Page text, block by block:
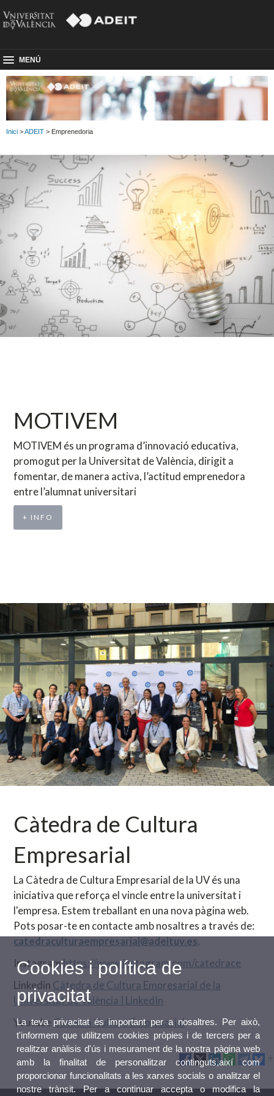
MENÚ
Inici >ADEIT > Emprenedoria
MOTIVEM
MOTIVEM és un programa d’innovació educativa,
promogut per la Universitat de València, dirigit a
fomentar, de manera activa, l’actitud emprenedora
entre l’alumnat universitari
+ INFO
Càtedra de Cultura
Empresarial
La Càtedra de Cultura Empresarial de la UV és una
iniciativa que reforça el vincle entre la universitat i
l'empresa. Estem treballant en una nova pàgina web.
Pots posar-te en contacte amb nosaltres a través de:
catedraculturaempresarial@adeituv.es.
Instagramhttps://www.instagram.com/catedrace
Linkedin Càtedra de Cultura Empresarial de la
Universitat de València | LinkedIn
Youtube Càtedra Cultura Empresarial
Cookies i política de
privacitat
La teva privacitat és important per a nosaltres. Per això,
t'informem que utilitzem cookies pròpies i de tercers per a
realitzar anàlisis d'ús i mesurament de la nostra pàgina web
amb la finalitat de personalitzar continguts,així com
proporcionar funcionalitats a les xarxes socials o analitzar el
nostre trànsit. Per a continuar accepta o modifica la